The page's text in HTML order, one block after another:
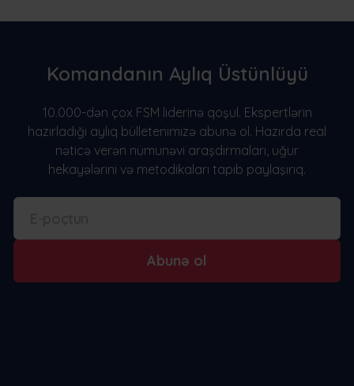
Komandanın Aylıq Üstünlüyü
10.000-dən çox FSM liderinə qoşul. Ekspertlərin
hazırladığı aylıq bülletenimizə abunə ol. Hazırda real
nəticə verən nümunəvi araşdırmaları, uğur
hekayələrini və metodikaları tapıb paylaşırıq.
Abunə ol